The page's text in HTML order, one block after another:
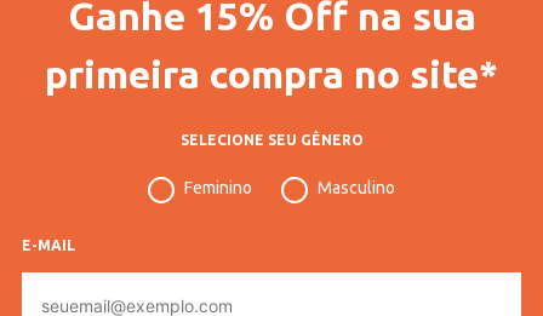
Gênero Masculino
Manga Longa
Veludo
Bege
Ganhe 15% Off na sua
primeira compra no site*
SELECIONE SEU GÊNERO
Feminino Masculino
E-MAIL
mail